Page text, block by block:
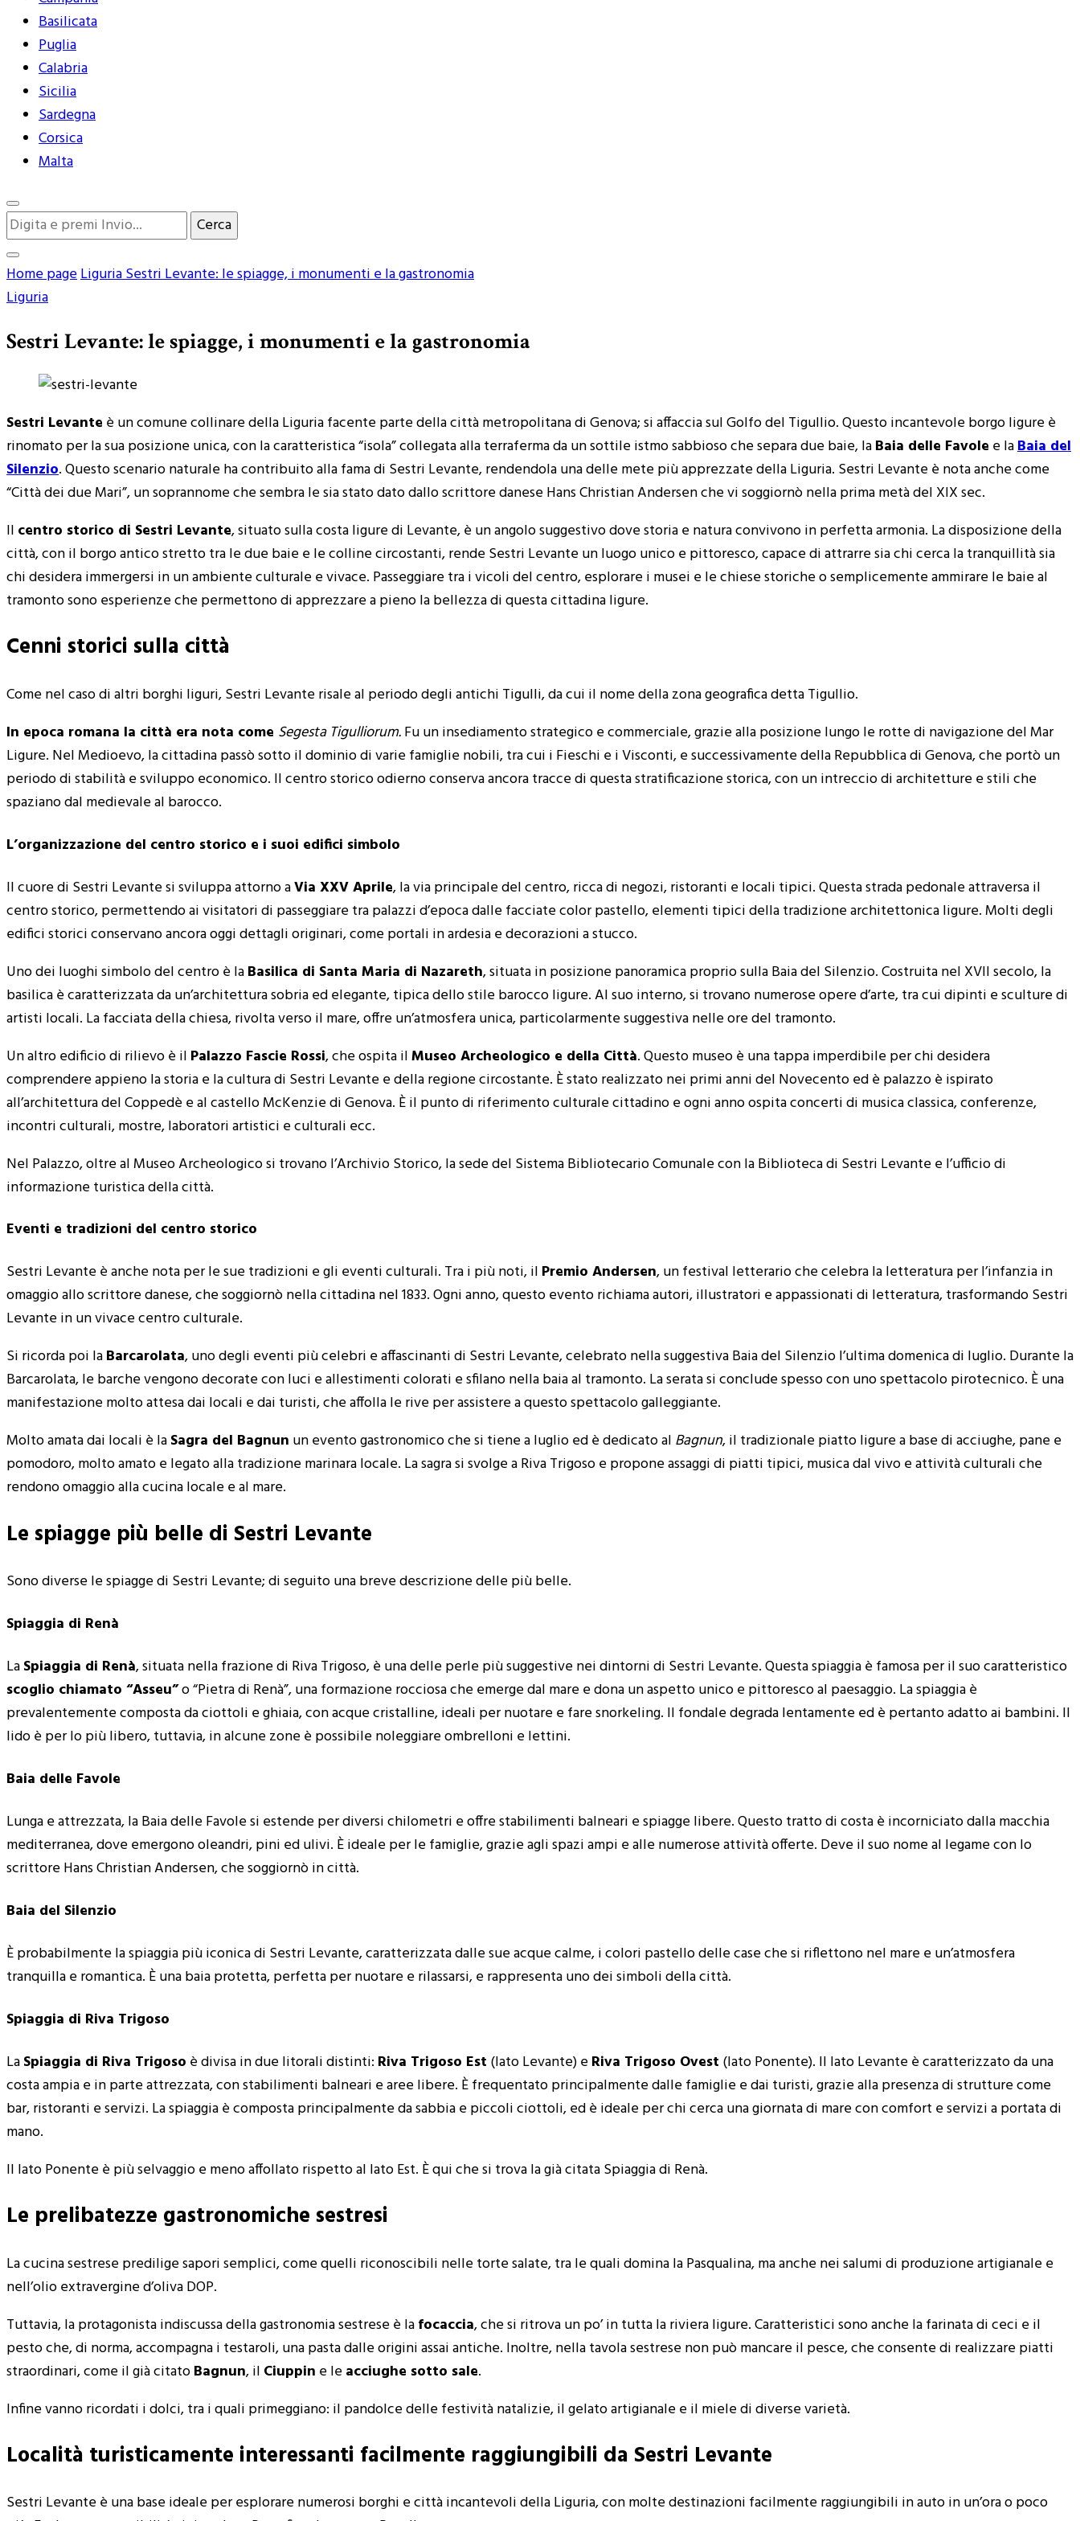
Basilicata
Puglia
Calabria
Sicilia
Sardegna
Corsica
Malta
Cerchi
qualcosa?
Home pageLiguriaSestri Levante: le spiagge, i monumenti e la gastronomia
Liguria
Sestri Levante: le spiagge, i monumenti e la gastronomia
Sestri Levante è un comune collinare della Liguria facente parte della città metropolitana di Genova; si affaccia sul Golfo del Tigullio. Questo incantevole borgo ligure è
rinomato per la sua posizione unica, con la caratteristica “isola” collegata alla terraferma da un sottile istmo sabbioso che separa due baie, laBaia delle Favole e laBaia del
Silenzio. Questo scenario naturale ha contribuito alla fama di Sestri Levante, rendendola una delle mete più apprezzate della Liguria. Sestri Levante è nota anche come
“Città dei due Mari”, un soprannome che sembra le sia stato dato dallo scrittore danese Hans Christian Andersen che vi soggiornò nella prima metà del XIX sec.
Il centro storico di Sestri Levante, situato sulla costa ligure di Levante, è un angolo suggestivo dove storia e natura convivono in perfetta armonia. La disposizione della
città, con il borgo antico stretto tra le due baie e le colline circostanti, rende Sestri Levante un luogo unico e pittoresco, capace di attrarre sia chi cerca la tranquillità sia
chi desidera immergersi in un ambiente culturale e vivace. Passeggiare tra i vicoli del centro, esplorare i musei e le chiese storiche o semplicemente ammirare le baie al
tramonto sono esperienze che permettono di apprezzare a pieno la bellezza di questa cittadina ligure.
Cenni storici sulla città
Come nel caso di altri borghi liguri, Sestri Levante risale al periodo degli antichi Tigulli, da cui il nome della zona geografica detta Tigullio.
In epoca romana la città era nota come Segesta Tigulliorum.Fu un insediamento strategico e commerciale, grazie alla posizione lungo le rotte di navigazione del Mar
Ligure. Nel Medioevo, la cittadina passò sotto il dominio di varie famiglie nobili, tra cui i Fieschi e i Visconti, e successivamente della Repubblica di Genova, che portò un
periodo di stabilità e sviluppo economico. Il centro storico odierno conserva ancora tracce di questa stratificazione storica, con un intreccio di architetture e stili che
spaziano dal medievale al barocco.
L’organizzazione del centro storico e i suoi edifici simbolo
Il cuore di Sestri Levante si sviluppa attorno aVia XXV Aprile, la via principale del centro, ricca di negozi, ristoranti e locali tipici. Questa strada pedonale attraversa il
centro storico, permettendo ai visitatori di passeggiare tra palazzi d’epoca dalle facciate color pastello, elementi tipici della tradizione architettonica ligure. Molti degli
edifici storici conservano ancora oggi dettagli originari, come portali in ardesia e decorazioni a stucco.
Uno dei luoghi simbolo del centro è laBasilica di Santa Maria di Nazareth, situata in posizione panoramica proprio sulla Baia del Silenzio. Costruita nel XVII secolo, la
basilica è caratterizzata da un’architettura sobria ed elegante, tipica dello stile barocco ligure. Al suo interno, si trovano numerose opere d’arte, tra cui dipinti e sculture di
artisti locali. La facciata della chiesa, rivolta verso il mare, offre un’atmosfera unica, particolarmente suggestiva nelle ore del tramonto.
Un altro edificio di rilievo è il Palazzo Fascie Rossi, che ospita ilMuseo Archeologico e della Città. Questo museo è una tappa imperdibile per chi desidera
comprendere appieno la storia e la cultura di Sestri Levante e della regione circostante. È stato realizzato nei primi anni del Novecento ed è palazzo è ispirato
all’architettura del Coppedè e al castello McKenzie di Genova. È il punto di riferimento culturale cittadino e ogni anno ospita concerti di musica classica, conferenze,
incontri culturali, mostre, laboratori artistici e culturali ecc.
Nel Palazzo, oltre al Museo Archeologico si trovano l’Archivio Storico, la sede del Sistema Bibliotecario Comunale con la Biblioteca di Sestri Levante e l’ufficio di
informazione turistica della città.
Eventi e tradizioni del centro storico
Sestri Levante è anche nota per le sue tradizioni e gli eventi culturali. Tra i più noti, il Premio Andersen, un festival letterario che celebra la letteratura per l’infanzia in
omaggio allo scrittore danese, che soggiornò nella cittadina nel 1833. Ogni anno, questo evento richiama autori, illustratori e appassionati di letteratura, trasformando Sestri
Levante in un vivace centro culturale.
Si ricorda poi laBarcarolata, uno degli eventi più celebri e affascinanti di Sestri Levante, celebrato nella suggestiva Baia del Silenzio l’ultima domenica di luglio. Durante la
Barcarolata, le barche vengono decorate con luci e allestimenti colorati e sfilano nella baia al tramonto. La serata si conclude spesso con uno spettacolo pirotecnico. È una
manifestazione molto attesa dai locali e dai turisti, che affolla le rive per assistere a questo spettacolo galleggiante.
Molto amata dai locali è laSagra del Bagnun un evento gastronomico che si tiene a luglio ed è dedicato al Bagnun, il tradizionale piatto ligure a base di acciughe, pane e
pomodoro, molto amato e legato alla tradizione marinara locale. La sagra si svolge a Riva Trigoso e propone assaggi di piatti tipici, musica dal vivo e attività culturali che
rendono omaggio alla cucina locale e al mare.
Le spiagge più belle di Sestri Levante
Sono diverse le spiagge di Sestri Levante; di seguito una breve descrizione delle più belle.
Spiaggia di Renà
LaSpiaggia di Renà, situata nella frazione di Riva Trigoso, è una delle perle più suggestive nei dintorni di Sestri Levante. Questa spiaggia è famosa per il suo caratteristico
scoglio chiamato “Asseu”o “Pietra di Renà”, una formazione rocciosa che emerge dal mare e dona un aspetto unico e pittoresco al paesaggio. La spiaggia è
prevalentemente composta da ciottoli e ghiaia, con acque cristalline, ideali per nuotare e fare snorkeling. Il fondale degrada lentamente ed è pertanto adatto ai bambini. Il
lido è per lo più libero, tuttavia, in alcune zone è possibile noleggiare ombrelloni e lettini.
Baia delle Favole
Lunga e attrezzata, la Baia delle Favole si estende per diversi chilometri e offre stabilimenti balneari e spiagge libere. Questo tratto di costa è incorniciato dalla macchia
mediterranea, dove emergono oleandri, pini ed ulivi. È ideale per le famiglie, grazie agli spazi ampi e alle numerose attività offerte. Deve il suo nome al legame con lo
scrittore Hans Christian Andersen, che soggiornò in città.
Baia del Silenzio
È probabilmente la spiaggia più iconica di Sestri Levante, caratterizzata dalle sue acque calme, i colori pastello delle case che si riflettono nel mare e un’atmosfera
tranquilla e romantica. È una baia protetta, perfetta per nuotare e rilassarsi, e rappresenta uno dei simboli della città.
Spiaggia di Riva Trigoso
LaSpiaggia di Riva Trigoso è divisa in due litorali distinti: Riva Trigoso Est (lato Levante) eRiva Trigoso Ovest (lato Ponente). Il lato Levante è caratterizzato da una
costa ampia e in parte attrezzata, con stabilimenti balneari e aree libere. È frequentato principalmente dalle famiglie e dai turisti, grazie alla presenza di strutture come
bar, ristoranti e servizi. La spiaggia è composta principalmente da sabbia e piccoli ciottoli, ed è ideale per chi cerca una giornata di mare con comfort e servizi a portata di
mano.
Il lato Ponente è più selvaggio e meno affollato rispetto al lato Est. È qui che si trova la già citata Spiaggia di Renà.
Le prelibatezze gastronomiche sestresi
La cucina sestrese predilige sapori semplici, come quelli riconoscibili nelle torte salate, tra le quali domina la Pasqualina, ma anche nei salumi di produzione artigianale e
nell’olio extravergine d’oliva DOP.
Tuttavia, la protagonista indiscussa della gastronomia sestrese è lafocaccia, che si ritrova un po’ in tutta la riviera ligure. Caratteristici sono anche la farinata di ceci e il
pesto che, di norma, accompagna i testaroli, una pasta dalle origini assai antiche. Inoltre, nella tavola sestrese non può mancare il pesce, che consente di realizzare piatti
straordinari, come il già citatoBagnun, il Ciuppin e leacciughe sotto sale.
Infine vanno ricordati i dolci, tra i quali primeggiano: il pandolce delle festività natalizie, il gelato artigianale e il miele di diverse varietà.
Località turisticamente interessanti facilmente raggiungibili da Sestri Levante
Sestri Levante è una base ideale per esplorare numerosi borghi e città incantevoli della Liguria, con molte destinazioni facilmente raggiungibili in auto in un’ora o poco